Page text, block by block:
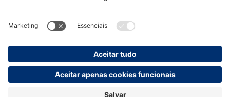
mail@persolog.com
+49 7232 3699-0
Impressão